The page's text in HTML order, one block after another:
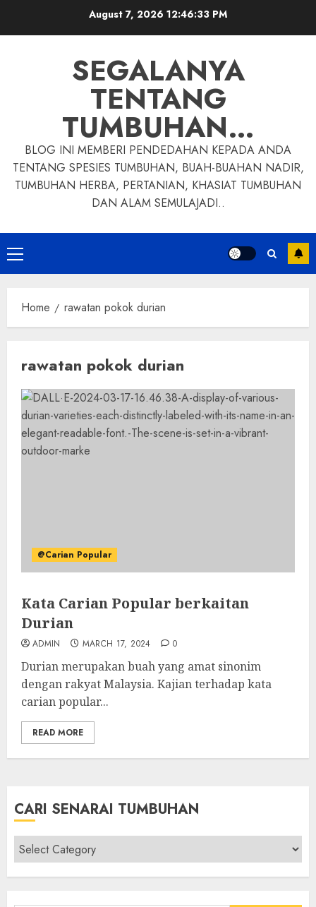
August 7, 2026 12:46:34 PM
SEGALANYA
TENTANG
TUMBUHAN…
BLOG INI MEMBERI PENDEDAHAN KEPADA ANDA
TENTANG SPESIES TUMBUHAN, BUAH-BUAHAN NADIR,
TUMBUHAN HERBA, PERTANIAN, KHASIAT TUMBUHAN
DAN ALAM SEMULAJADI..
Primary
Menu
Home rawatan pokok durian
rawatan pokok durian
@Carian Popular
Kata Carian Popular berkaitan
Durian
ADMIN MARCH 17, 2024 0
Durian merupakan buah yang amat sinonim
dengan rakyat Malaysia. Kajian terhadap kata
carian popular...
READ MORE
CARI SENARAI TUMBUHAN
Cari
Senarai
Tumbuhan